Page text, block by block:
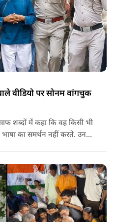
वीडियो पर सोनम वांगचुक
शब्दों में कहा कि वह किसी भी
का समर्थन नहीं करते. उनका